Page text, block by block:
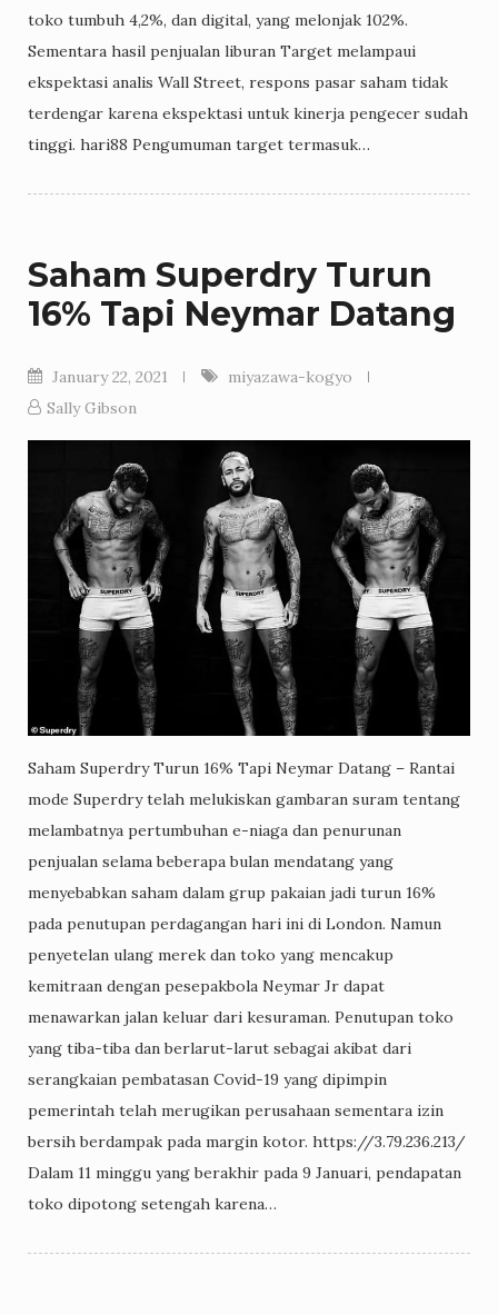
toko tumbuh 4,2%, dan digital, yang melonjak 102%.
Sementara hasil penjualan liburan Target melampaui
ekspektasi analis Wall Street, respons pasar saham tidak
terdengar karena ekspektasi untuk kinerja pengecer sudah
tinggi. hari88 Pengumuman target termasuk…
Saham Superdry Turun
16% Tapi Neymar Datang
January 22, 2021
miyazawa-kogyo
Sally Gibson
Saham Superdry Turun 16% Tapi Neymar Datang – Rantai
mode Superdry telah melukiskan gambaran suram tentang
melambatnya pertumbuhan e-niaga dan penurunan
penjualan selama beberapa bulan mendatang yang
menyebabkan saham dalam grup pakaian jadi turun 16%
pada penutupan perdagangan hari ini di London. Namun
penyetelan ulang merek dan toko yang mencakup
kemitraan dengan pesepakbola Neymar Jr dapat
menawarkan jalan keluar dari kesuraman. Penutupan toko
yang tiba-tiba dan berlarut-larut sebagai akibat dari
serangkaian pembatasan Covid-19 yang dipimpin
pemerintah telah merugikan perusahaan sementara izin
bersih berdampak pada margin kotor. https://3.79.236.213/
Dalam 11 minggu yang berakhir pada 9 Januari, pendapatan
toko dipotong setengah karena…